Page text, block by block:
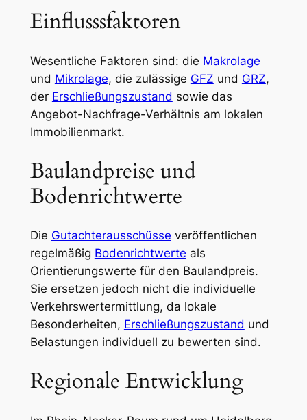
Einflusssfaktoren
Wesentliche Faktoren sind: die Makrolage
und Mikrolage, die zulässige GFZ und GRZ,
der Erschließungszustand sowie das
Angebot-Nachfrage-Verhältnis am lokalen
Immobilienmarkt.
Baulandpreise und
Bodenrichtwerte
Die Gutachterausschüsse veröffentlichen
regelmäßig Bodenrichtwerte als
Orientierungswerte für den Baulandpreis.
Sie ersetzen jedoch nicht die individuelle
Verkehrswertermittlung, da lokale
Besonderheiten, Erschließungszustand und
Belastungen individuell zu bewerten sind.
Regionale Entwicklung